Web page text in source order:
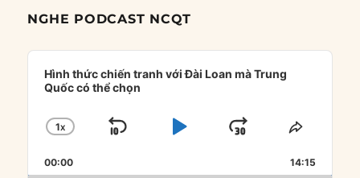
NGHE PODCAST NCQT
Audio
Player
Hình thức chiến tranh với Đài Loan mà Trung
Quốc có thể chọn
CHANGE
RATE
1X
SKIP
PLAYJUMP
FORWARD
SHARE
00:00 14:15